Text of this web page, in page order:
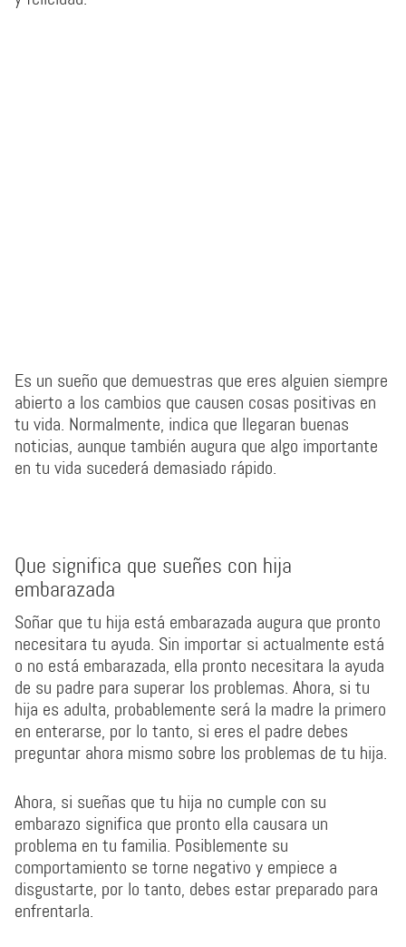
Es un sueño que demuestras que eres alguien siempre
abierto a los cambios que causen cosas positivas en
tu vida. Normalmente, indica que llegaran buenas
noticias, aunque también augura que algo importante
en tu vida sucederá demasiado rápido.
Que significa que sueñes con hija
embarazada
Soñar que tu hija está embarazada augura que pronto
necesitara tu ayuda. Sin importar si actualmente está
o no está embarazada, ella pronto necesitara la ayuda
de su padre para superar los problemas. Ahora, si tu
hija es adulta, probablemente será la madre la primero
en enterarse, por lo tanto, si eres el padre debes
preguntar ahora mismo sobre los problemas de tu hija.
Ahora, si sueñas que tu hija no cumple con su
embarazo significa que pronto ella causara un
problema en tu familia. Posiblemente su
comportamiento se torne negativo y empiece a
disgustarte, por lo tanto, debes estar preparado para
enfrentarla.